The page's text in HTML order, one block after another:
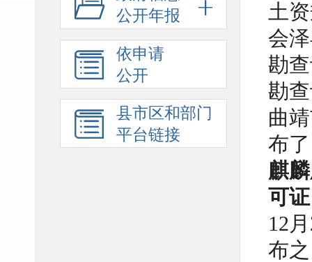
公开年报
依申请
公开
县市区和部门
平台链接
土
会
勘
勘
曲
布了
麒
可
12
布